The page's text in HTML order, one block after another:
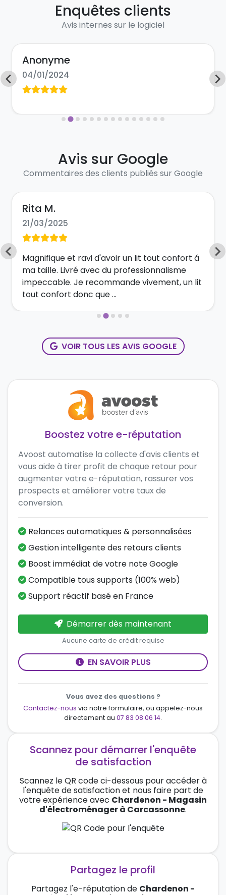
Enquêtes clients
Avis internes sur le logiciel
Anonyme
04/01/2024
Avis sur Google
Commentaires des clients publiés sur Google
Rita M.
21/03/2025
Magnifique et ravi d'avoir un lit tout confort á
ma taille. Livré avec du professionnalisme
impeccable. Je recommande vivement, un lit
tout confort donc que ...
VOIR TOUS LES AVIS GOOGLE
Boostez votre e-réputation
Avoost automatise la collecte d'avis clients et
vous aide à tirer profit de chaque retour pour
augmenter votre e-réputation, rassurer vos
prospects et améliorer votre taux de
conversion.
Relances automatiques & personnalisées
Gestion intelligente des retours clients
Boost immédiat de votre note Google
Compatible tous supports (100% web)
Support réactif basé en France
Démarrer dès maintenant
Aucune carte de crédit requise
EN SAVOIR PLUS
Vous avez des questions ?
Contactez-nous via notre formulaire, ou appelez-nous
directement au 07 83 08 06 14.
Scannez pour démarrer l'enquête
de satisfaction
Scannez le QR code ci-dessous pour accéder à
l'enquête de satisfaction et nous faire part de
votre expérience avec Chardenon - Magasin
d'électroménager à Carcassonne.
Partagez le profil
Partagez l'e-réputation de Chardenon -